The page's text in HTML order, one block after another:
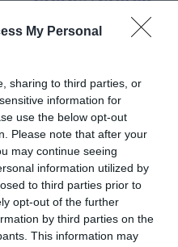
My Personal
sharing to third parties, or
information for
use the below opt-out
Please note that after your
may continue seeing
information utilized by
to third parties prior to
opt-out of the further
by third parties on the
This information may
κρησφύγετο δειλίας και